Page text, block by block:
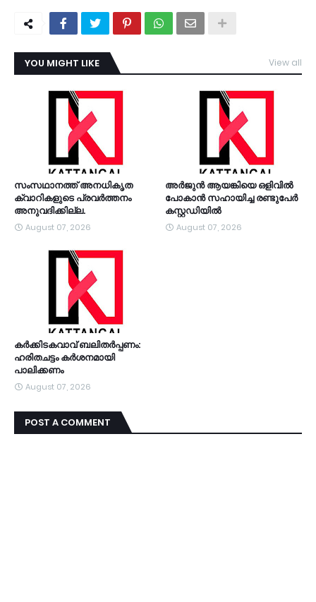
YOU MIGHT LIKE View all
സംസഥാനത്ത് അനധികൃത
ക്വാറികളുടെ പ്രവര്‍ത്തനം
അനുവദിക്കില്ല.
August 07, 2026
അര്‍ജുന്‍ ആയങ്കിയെ ഒളിവില്‍
പോകാന്‍ സഹായിച്ച രണ്ടുപേര്‍
കസ്റ്റഡിയിൽ
August 07, 2026
കര്‍ക്കിടകവാവ് ബലിതര്‍പ്പണം:
ഹരിതചട്ടം കര്‍ശനമായി
പാലിക്കണം
August 07, 2026
POST A COMMENT